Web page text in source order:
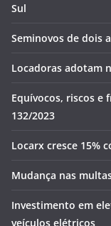
Sul
Seminovos de dois
Locadoras adotam
Equívocos, riscos e
132/2023
Locarx cresce 15%
Mudança nas
Investimento em
veículos elétricos